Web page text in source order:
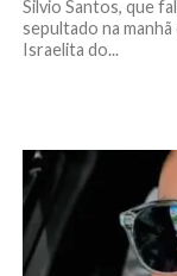
Silvio Santos, que
sepultado na
Israelita do...